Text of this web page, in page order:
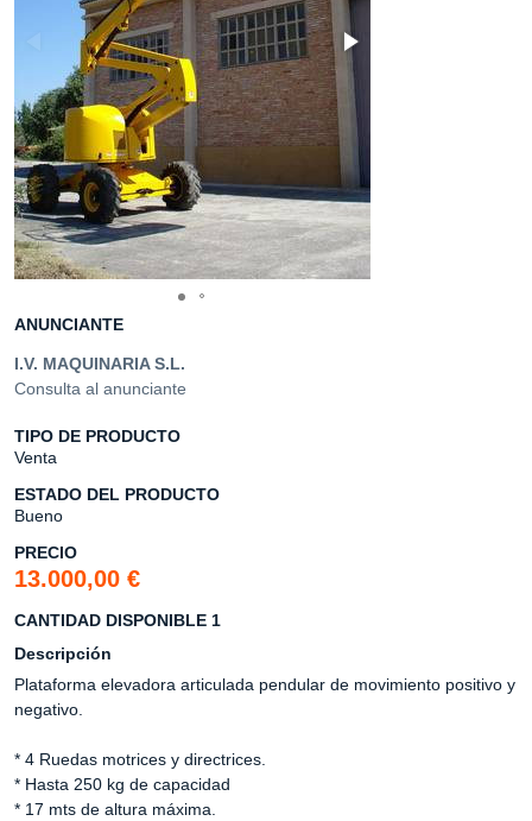
ANUNCIANTE
I.V. MAQUINARIA S.L.
Consulta al anunciante
TIPO DE PRODUCTO
Venta
ESTADO DEL PRODUCTO
Bueno
PRECIO
13.000,00 €
CANTIDAD DISPONIBLE 1
Descripción
Plataforma elevadora articulada pendular de movimiento positivo y
negativo.
* 4 Ruedas motrices y directrices.
* Hasta 250 kg de capacidad
* 17 mts de altura máxima.